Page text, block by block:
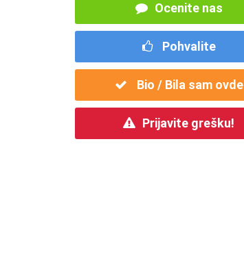
Ocenite nas
Pohvalite
Bio / Bila sam ovde
Prijavite grešku!